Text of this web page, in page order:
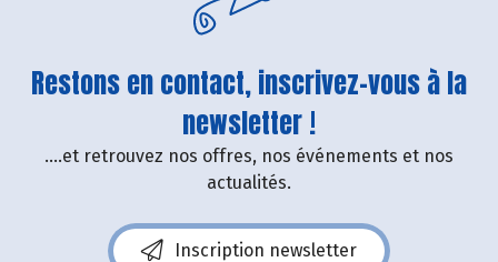
Restons en contact, inscrivez-vous à la
newsletter !
....et retrouvez nos offres, nos événements et nos
actualités.
Inscription newsletter